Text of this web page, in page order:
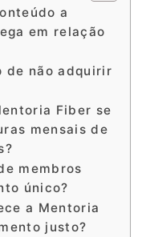
a
em relação
de não adquirir
Fiber se
mensais de
membros
único?
a Mentoria
justo?